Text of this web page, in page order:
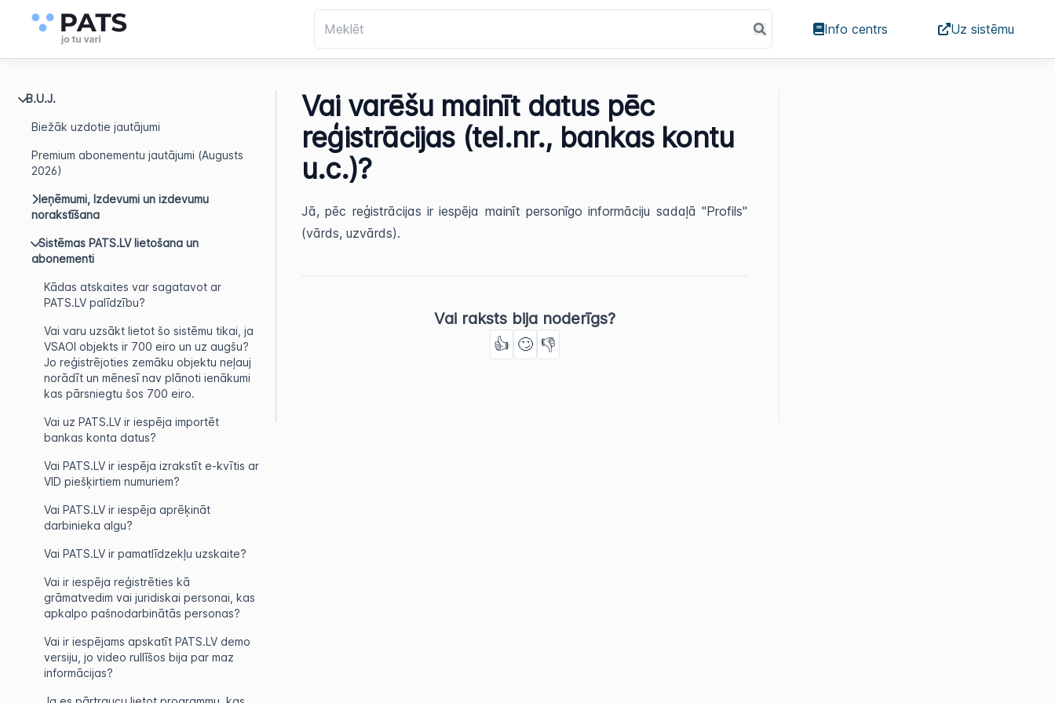
Info centrs Uz sistēmu
B.U.J.
Biežāk uzdotie jautājumi
Premium abonementu jautājumi (Augusts
2026)
Ieņēmumi, Izdevumi un izdevumu
norakstīšana
Sistēmas PATS.LV lietošana un
abonementi
Kādas atskaites var sagatavot ar
PATS.LV palīdzību?
Vai varu uzsākt lietot šo sistēmu tikai, ja
VSAOI objekts ir 700 eiro un uz augšu?
Jo reģistrējoties zemāku objektu neļauj
norādīt un mēnesī nav plānoti ienākumi
kas pārsniegtu šos 700 eiro.
Vai uz PATS.LV ir iespēja importēt
bankas konta datus?
Vai PATS.LV ir iespēja izrakstīt e-kvītis ar
VID piešķirtiem numuriem?
Vai PATS.LV ir iespēja aprēķināt
darbinieka algu?
Vai PATS.LV ir pamatlīdzekļu uzskaite?
Vai ir iespēja reģistrēties kā
grāmatvedim vai juridiskai personai, kas
apkalpo pašnodarbinātās personas?
Vai ir iespējams apskatīt PATS.LV demo
versiju, jo video rullīšos bija par maz
informācijas?
Vai varēšu mainīt datus pēc
reģistrācijas (tel.nr., bankas kontu
u.c.)?
Jā, pēc reģistrācijas ir iespēja mainīt personīgo informāciju sadaļā "Profils"
(vārds, uzvārds).
Vai raksts bija noderīgs?
👍 🙄 👎